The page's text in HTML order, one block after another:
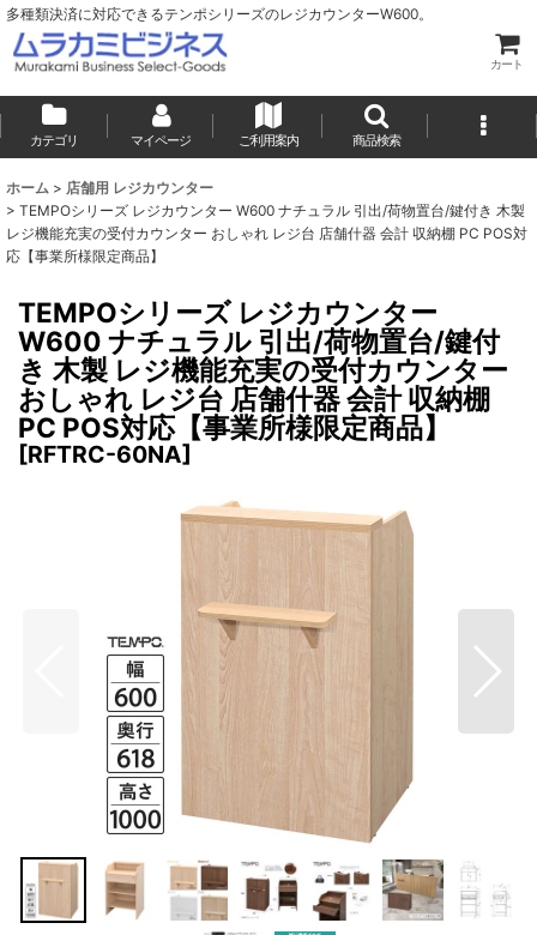
多種類決済に対応できるテンポシリーズのレジカウンターW600。
カート
カテゴリ マイページ ご利用案内 商品検索
ホーム > 店舗用 レジカウンター
> TEMPOシリーズ レジカウンター W600 ナチュラル 引出/荷物置台/鍵付き 木製
レジ機能充実の受付カウンター おしゃれ レジ台 店舗什器 会計 収納棚 PC POS対
応【事業所様限定商品】
TEMPOシリーズ レジカウンター
W600 ナチュラル 引出/荷物置台/鍵付
き 木製 レジ機能充実の受付カウンター
おしゃれ レジ台 店舗什器 会計 収納棚
PC POS対応【事業所様限定商品】
[RFTRC-60NA]